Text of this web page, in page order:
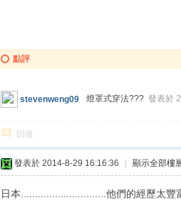
點評
stevenweng09 燈罩式穿法???發表於
回復
發表於 2014-8-29 16:16:36 顯示全部樓
日本..............................他們的經歷太豐